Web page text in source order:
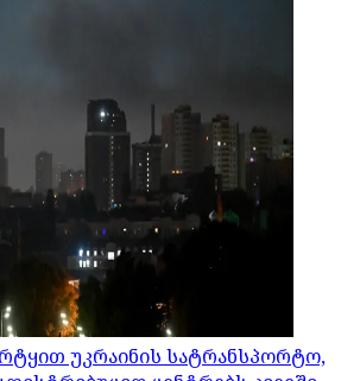
უკრაინის სატრანსპორტო,